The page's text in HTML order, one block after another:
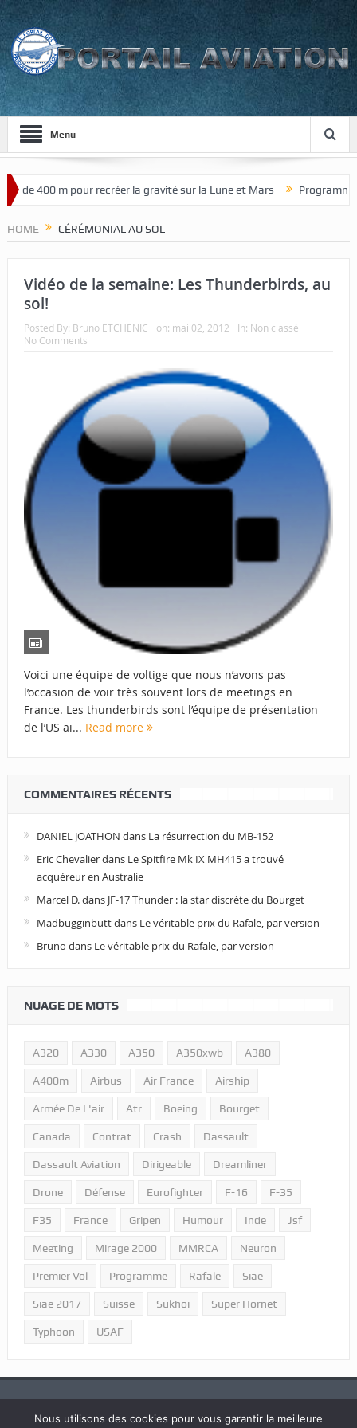
Menu
de 400 m pour recréer la gravité sur la Lune et Mars Programme
HOME CÉRÉMONIAL AU SOL
Vidéo de la semaine: Les Thunderbirds, au
sol!
Posted By: Bruno ETCHENIC on: mai 02, 2012 In: Non classé
No Comments
Voici une équipe de voltige que nous n’avons pas
l’occasion de voir très souvent lors de meetings en
France. Les thunderbirds sont l’équipe de présentation
de l’US ai... Read more
COMMENTAIRES RÉCENTS
DANIEL JOATHON dans La résurrection du MB-152
Eric Chevalierdans Le Spitfire Mk IX MH415 a trouvé
acquéreur en Australie
Marcel D.dans JF-17 Thunder : la star discrète du Bourget
Madbugginbuttdans Le véritable prix du Rafale, par version
Bruno dans Le véritable prix du Rafale, par version
NUAGE DE MOTS
A320 A330 A350 A350xwb A380
A400m Airbus Air France Airship
Armée De L'air Atr Boeing Bourget
Canada Contrat Crash Dassault
Dassault Aviation Dirigeable Dreamliner
Drone Défense Eurofighter F-16 F-35
F35 France Gripen Humour Inde Jsf
Meeting Mirage 2000 MMRCA Neuron
Premier Vol Programme Rafale Siae
Siae 2017 Suisse Sukhoi Super Hornet
Typhoon USAF
Nous utilisons des cookies pour vous garantir la meilleure